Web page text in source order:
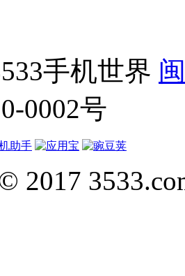
手机世界
0002号
2017